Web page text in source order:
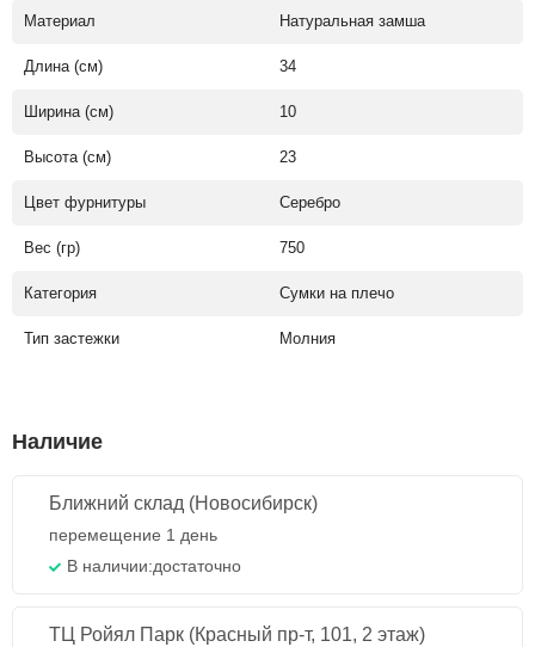
Материал Натуральная замша
Длина (см) 34
Ширина (см) 10
Высота (см) 23
Цвет фурнитуры Серебро
Вес (гр) 750
Категория Сумки на плечо
Тип застежки Молния
Наличие
Ближний склад (Новосибирск)
перемещение 1 день
В наличии:достаточно
ТЦ Ройял Парк (Красный пр-т, 101, 2 этаж)